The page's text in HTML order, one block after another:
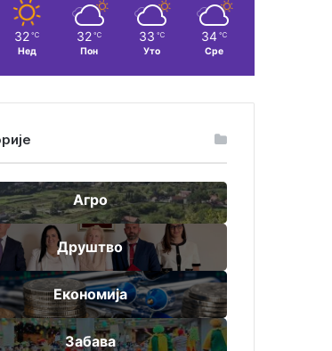
32 ℃
Нед
32 ℃
Пон
33 ℃
Уто
34 ℃
Сре
Агро
Друштво
Економија
Забава